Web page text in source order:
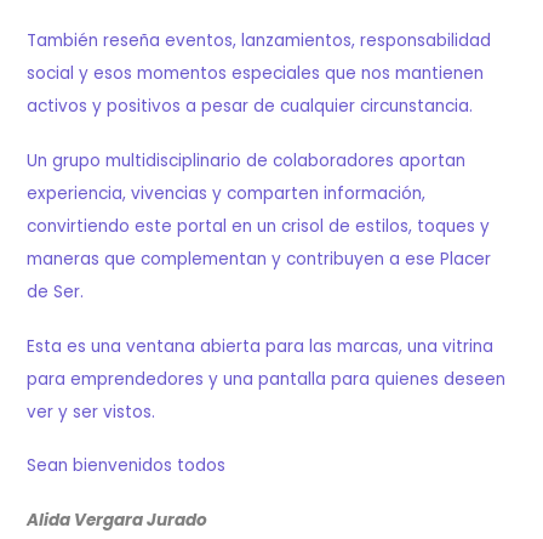
También reseña eventos, lanzamientos, responsabilidad
social y esos momentos especiales que nos mantienen
activos y positivos a pesar de cualquier circunstancia.
Un grupo multidisciplinario de colaboradores aportan
experiencia, vivencias y comparten información,
convirtiendo este portal en un crisol de estilos, toques y
maneras que complementan y contribuyen a ese Placer
de Ser.
Esta es una ventana abierta para las marcas, una vitrina
para emprendedores y una pantalla para quienes deseen
ver y ser vistos.
Sean bienvenidos todos
Alida Vergara Jurado